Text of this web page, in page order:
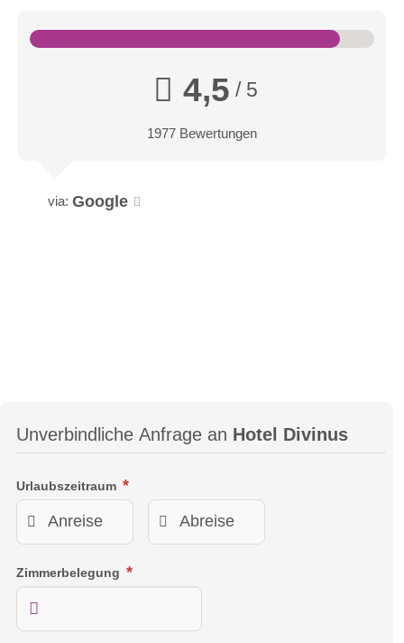
4,5 / 5
1977 Bewertungen
via: Google
Unverbindliche Anfrage an Hotel Divinus
Urlaubszeitraum
Zimmerbelegung